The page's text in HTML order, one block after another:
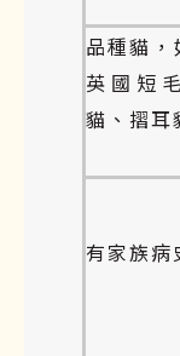
品種貓，
英國短
貓、摺耳
有家族病